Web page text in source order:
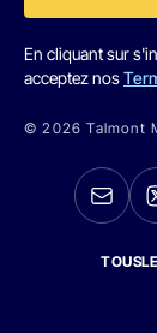
En cliquant sur
acceptez nos
© 2026 Talmont